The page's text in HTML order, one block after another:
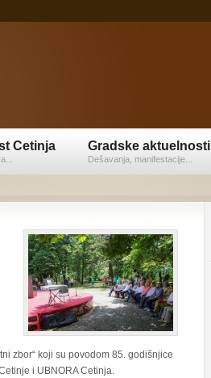
Cetinja Gradske aktuelnosti
Dešavanja, manifestacije...
zbor“ koji su povodom 85. godišnjice
i UBNORA Cetinja.